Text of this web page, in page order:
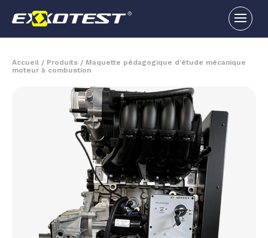
Accueil / Produits / Maquette pédagogique d’étude mécanique
moteur à combustion